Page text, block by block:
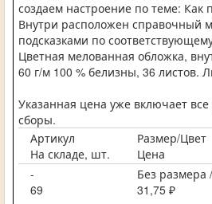
создаем настроение по теме: Как
Внутри расположен справочный
подсказками по
Цветная мелованная обложка,
60 г/м 100 % белизны, 36 листов.
Указанная цена уже включает
сборы.
Артикул
Размер/Цвет
На складе, шт.
Цена
-
Без размера
69
31,75 ₽